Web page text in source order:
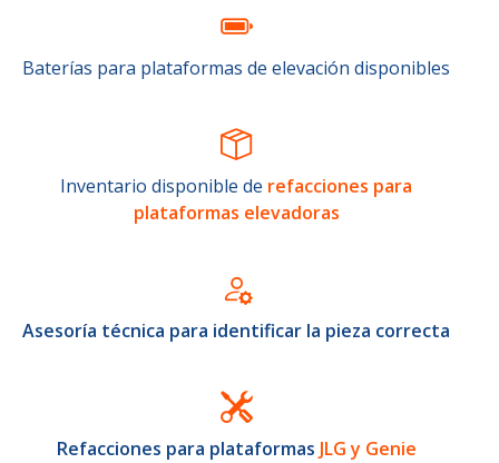
Baterías para plataformas de elevación disponibles
Inventario disponible de refacciones para
plataformas elevadoras
Asesoría técnica para identificar la pieza correcta
Refacciones para plataformas JLG y Genie